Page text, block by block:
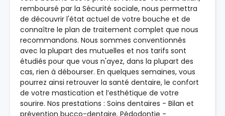
remboursé par la Sécurité sociale, nous permettra
de découvrir l'état actuel de votre bouche et de
connaître le plan de traitement complet que nous
recommandons. Nous sommes conventionnés
avec la plupart des mutuelles et nos tarifs sont
étudiés pour que vous n'ayez, dans la plupart des
cas, rien à débourser. En quelques semaines, vous
pourrez ainsi retrouver la santé dentaire, le confort
de votre mastication et l’esthétique de votre
sourire. Nos prestations : Soins dentaires - Bilan et
prévention bucco-dentaire. Pédodontie -